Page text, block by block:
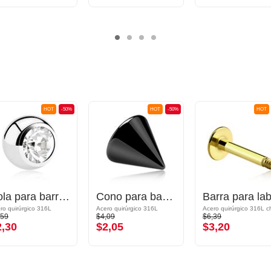
-50%
HOT
Bola para barras con rosca (acero quirúrgico, plateado, acabado brillante) con piedra brillante
quirúrgico 316L
-50%
HOT
Cono para barras con rosca (acero quirúrgico, negro, acabado brillante)
Acero quirúrgico 316L
$4,09
$2,05
HOT
$6,39
$3,20